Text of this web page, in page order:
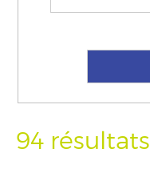
94 résultats